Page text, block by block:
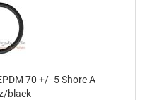
70 +/- 5 Shore A
black